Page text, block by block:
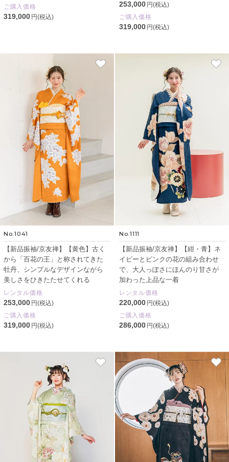
ご購入価格
319,000 円(税込)
253,000 円(税込)
ご購入価格
319,000 円(税込)
No.1041
【新品振袖/京友禅】【黄色】古く
から「百花の王」と称されてきた
牡丹、シンプルなデザインながら
美しさをひきたたせてくれる
レンタル価格
253,000 円(税込)
ご購入価格
319,000 円(税込)
No.1111
【新品振袖/京友禅】【紺・青】ネ
イビーとピンクの花の組み合わせ
で、大人っぽさにほんのり甘さが
加わった上品な一着
レンタル価格
220,000 円(税込)
ご購入価格
286,000 円(税込)